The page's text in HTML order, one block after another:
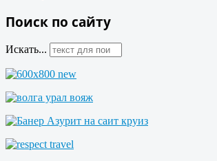
Поиск по сайту
Искать...